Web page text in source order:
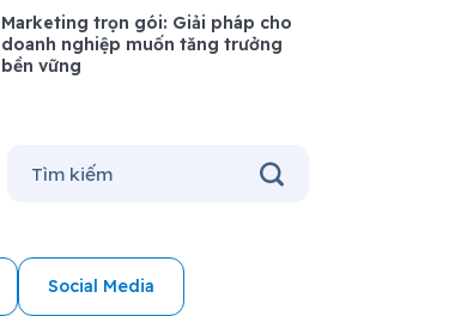
Marketing trọn gói: Giải pháp cho
doanh nghiệp muốn tăng trưởng
bền vững
Social Media